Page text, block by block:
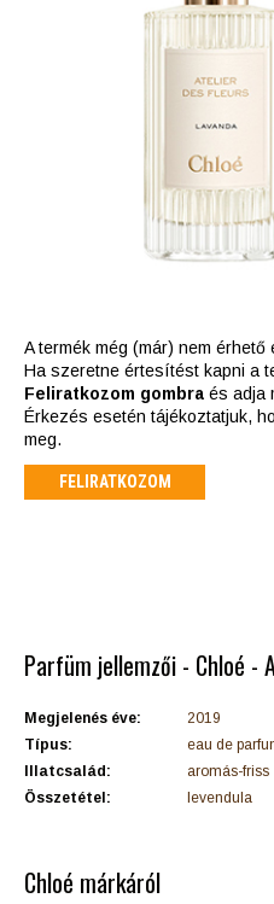
A termék még (már) nem érhető
Ha szeretne értesítést kapni a
Feliratkozom gombra és adja
Érkezés esetén tájékoztatjuk,
meg.
FELIRATKOZOM
Parfüm jellemzői - Chloé -
Megjelenés éve:
2019
Típus:
eau de
Illatcsalád:
aromás-friss
Összetétel:
levendula
Chloé márkáról